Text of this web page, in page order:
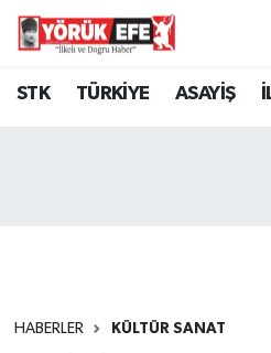
STK TÜRKİYE ASAYİŞ
HABERLER KÜLTÜR SANAT
Aydın Nöbetçi